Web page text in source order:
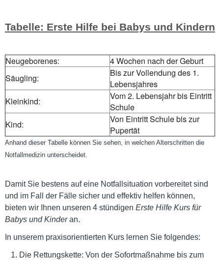
Tabelle: Erste Hilfe bei Babys und Kindern
Neugeborenes:
4 Wochen nach der Geburt
Säugling:
Bis zur Vollendung des 1.
Lebensjahres
Kleinkind:
Vom 2. Lebensjahr bis Eintritt
Schule
Kind:
Von Eintritt Schule bis zur
Pupertät
Anhand dieser Tabelle können Sie sehen, in welchen Alterschritten die
Notfallmedizin unterscheidet.
Damit Sie bestens auf eine Notfallsituation vorbereitet sind
und im Fall der Fälle sicher und effektiv helfen können,
bieten wir Ihnen unseren 4 stündigen Erste Hilfe Kurs für
Babys und Kinderan.
In unserem praxisorientierten Kurs lernen Sie folgendes:
Die Rettungskette: Von der Sofortmaßnahme bis zum